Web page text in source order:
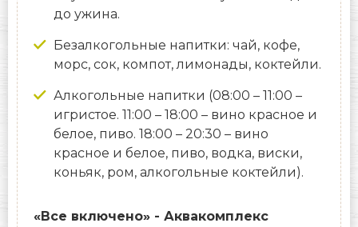
до ужина.
Безалкогольные напитки: чай, кофе,
морс, сок, компот, лимонады, коктейли.
Алкогольные напитки (08:00 – 11:00 –
игристое. 11:00 – 18:00 – вино красное и
белое, пиво. 18:00 – 20:30 – вино
красное и белое, пиво, водка, виски,
коньяк, ром, алкогольные коктейли).
«Все включено» - Аквакомплекс